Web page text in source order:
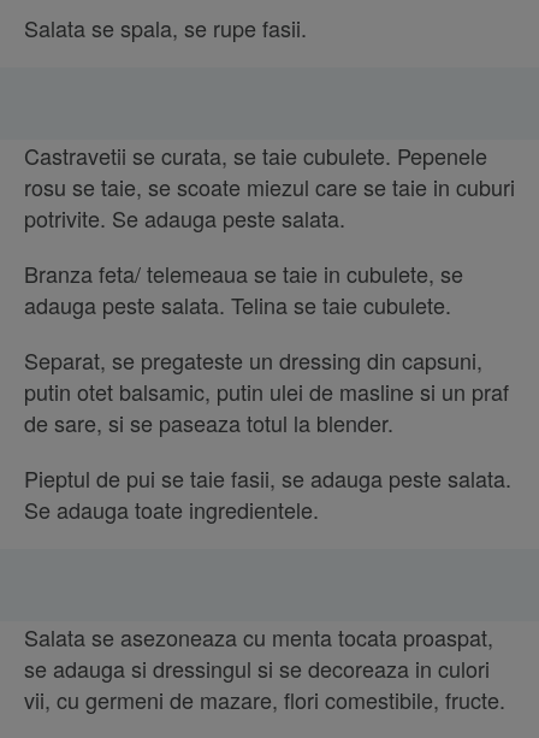
Salata se spala, se rupe fasii.
Castravetii se curata, se taie cubulete. Pepenele
rosu se taie, se scoate miezul care se taie in cuburi
potrivite. Se adauga peste salata.
Branza feta/ telemeaua se taie in cubulete, se
adauga peste salata. Telina se taie cubulete.
Separat, se pregateste un dressing din capsuni,
putin otet balsamic, putin ulei de masline si un praf
de sare, si se paseaza totul la blender.
Pieptul de pui se taie fasii, se adauga peste salata.
Se adauga toate ingredientele.
Salata se asezoneaza cu menta tocata proaspat,
se adauga si dressingul si se decoreaza in culori
vii, cu germeni de mazare, flori comestibile, fructe.